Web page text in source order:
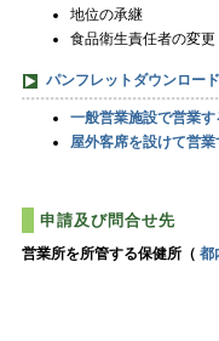
地位の承継
食品衛生責任者の変更
パンフレットダウンロード
一般営業施設で営業
屋外客席を設けて営
申請及び問合せ先
営業所を所管する保健所（ 都